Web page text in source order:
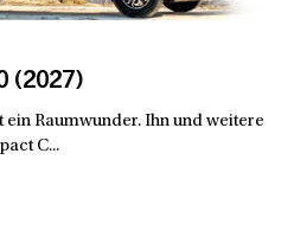
(2027)
Raumwunder. Ihn und weitere
C...